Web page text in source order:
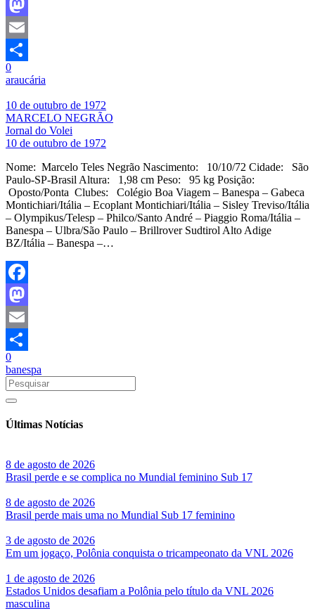
Facebook
Mastodon
Email
Share
0
araucária
10 de outubro de 1972
MARCELO NEGRÃO
Jornal do Volei
10 de outubro de 1972
Nome: Marcelo Teles Negrão Nascimento: 10/10/72 Cidade: São
Paulo-SP-Brasil Altura: 1,98 cm Peso: 95 kg Posição:
Oposto/Ponta Clubes: Colégio Boa Viagem – Banespa – Gabeca
Montichiari/Itália – Ecoplant Montichiari/Itália – Sisley Treviso/Itália
– Olympikus/Telesp – Philco/Santo André – Piaggio Roma/Itália –
Banespa – Ulbra/São Paulo – Brillrover Sudtirol Alto Adige
BZ/Itália – Banespa –…
Facebook
Mastodon
Email
Share
0
banespa
Últimas Notícias
8 de agosto de 2026
Brasil perde e se complica no Mundial feminino Sub 17
8 de agosto de 2026
Brasil perde mais uma no Mundial Sub 17 feminino
3 de agosto de 2026
Em um jogaço, Polônia conquista o tricampeonato da VNL 2026
1 de agosto de 2026
Estados Unidos desafiam a Polônia pelo título da VNL 2026
masculina